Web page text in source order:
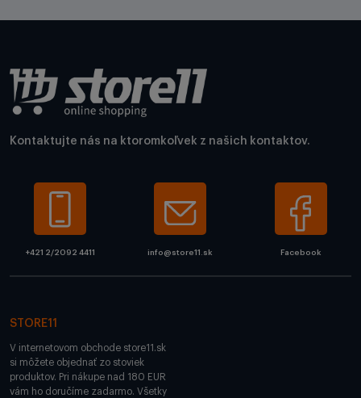
Kontaktujte nás na ktoromkoľvek z našich kontaktov.
+421 2/2092 4411 info@store11.sk Facebook
STORE11
V internetovom obchode store11.sk
si môžete objednať zo stoviek
produktov. Pri nákupe nad 180 EUR
vám ho doručíme zadarmo. Všetky